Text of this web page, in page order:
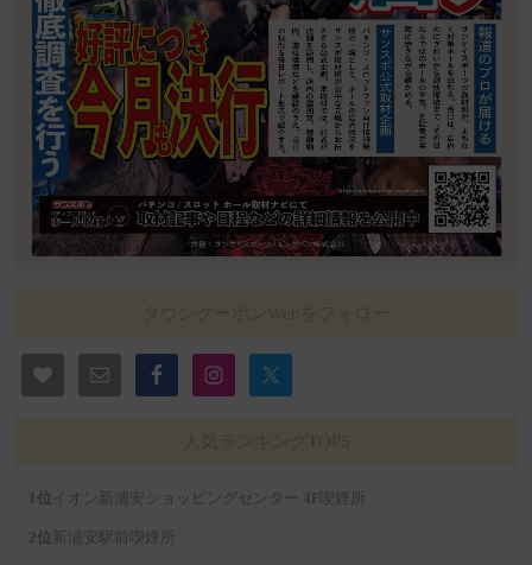
イオン新浦安ショッピングセンター 4F喫煙所
新浦安駅前喫煙所